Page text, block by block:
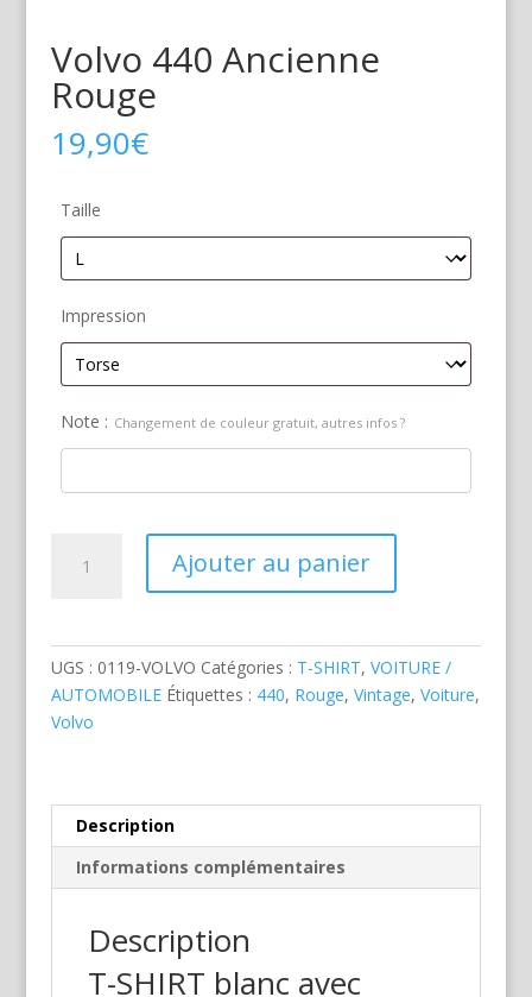
Volvo 440 Ancienne
Rouge
19,90€
Taille
Impression
Note : Changement de couleur gratuit, autres infos ?
Ajouter au panier
UGS : 0119-VOLVO Catégories : T-SHIRT, VOITURE /
AUTOMOBILE Étiquettes : 440, Rouge, Vintage, Voiture,
Volvo
Description
Informations complémentaires
Description
T-SHIRT blanc avec